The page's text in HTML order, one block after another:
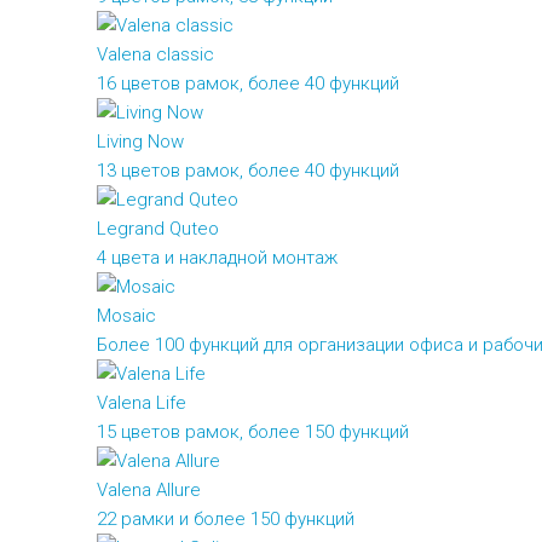
Valena classic
16 цветов рамок, более 40 функций
Living Now
13 цветов рамок, более 40 функций
Legrand Quteo
4 цвета и накладной монтаж
Mosaic
Более 100 функций для организации офиса и
Valena Life
15 цветов рамок, более 150 функций
Valena Allure
22 рамки и более 150 функций